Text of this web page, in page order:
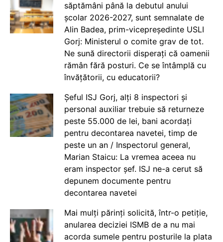
săptămâni până la debutul anului
școlar 2026-2027, sunt semnalate de
Alin Badea, prim-vicepreședinte USLI
Gorj: Ministerul o comite grav de tot.
Ne sună directorii disperați că oamenii
rămân fără posturi. Ce se întâmplă cu
învățătorii, cu educatorii?
Șeful ISJ Gorj, alți 8 inspectori și
personal auxiliar trebuie să returneze
peste 55.000 de lei, bani acordați
pentru decontarea navetei, timp de
peste un an / Inspectorul general,
Marian Staicu: La vremea aceea nu
eram inspector șef. ISJ ne-a cerut să
depunem documente pentru
decontarea navetei
Mai mulți părinți solicită, într-o petiție,
anularea deciziei ISMB de a nu mai
acorda sumele pentru posturile la plata